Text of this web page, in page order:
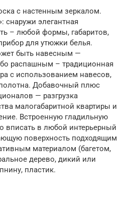
с настенным зеркалом.
снаружи элегантная
– любой формы, габаритов,
для утюжки белья.
быть навесным —
распашным – традиционная
с использованием навесов,
Добавочный плюс
— разгрузка
малогабаритной квартиры и
Встроенную гладильную
вписать в любой интерьерный
поверхность подходящим
материалом (багетом,
дерево, дикий или
пластик.